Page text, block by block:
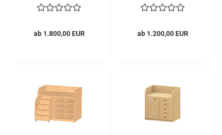
ab 1.800,00 EUR ab 1.200,00 EUR